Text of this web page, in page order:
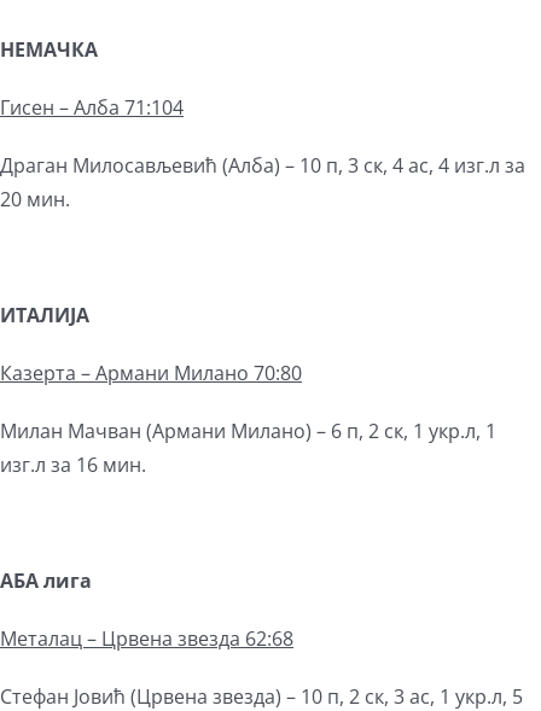
НЕМАЧКА
Гисен – Алба 71:104
Драган Милосављевић (Алба) – 10 п, 3 ск, 4 ас, 4 изг.л за
20 мин.
ИТАЛИЈА
Казерта – Армани Милано 70:80
Милан Мачван (Армани Милано) – 6 п, 2 ск, 1 укр.л, 1
изг.л за 16 мин.
АБА лига
Металац – Црвена звезда 62:68
Стефан Јовић (Црвена звезда) – 10 п, 2 ск, 3 ас, 1 укр.л, 5